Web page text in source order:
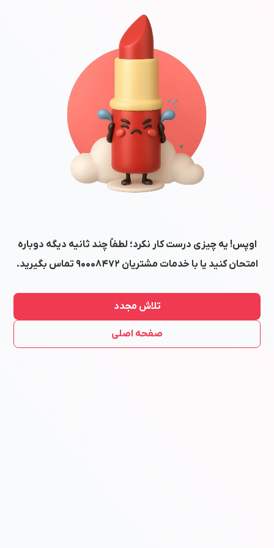
اوپس! یه چیزی درست کار نکرد؛ لطفاً چند ثانیه دیگه دوباره
امتحان کنید یا با خدمات مشتریان ۹۰۰۰۸۴۷۲ تماس بگیرید.
تلاش مجدد
صفحه اصلی